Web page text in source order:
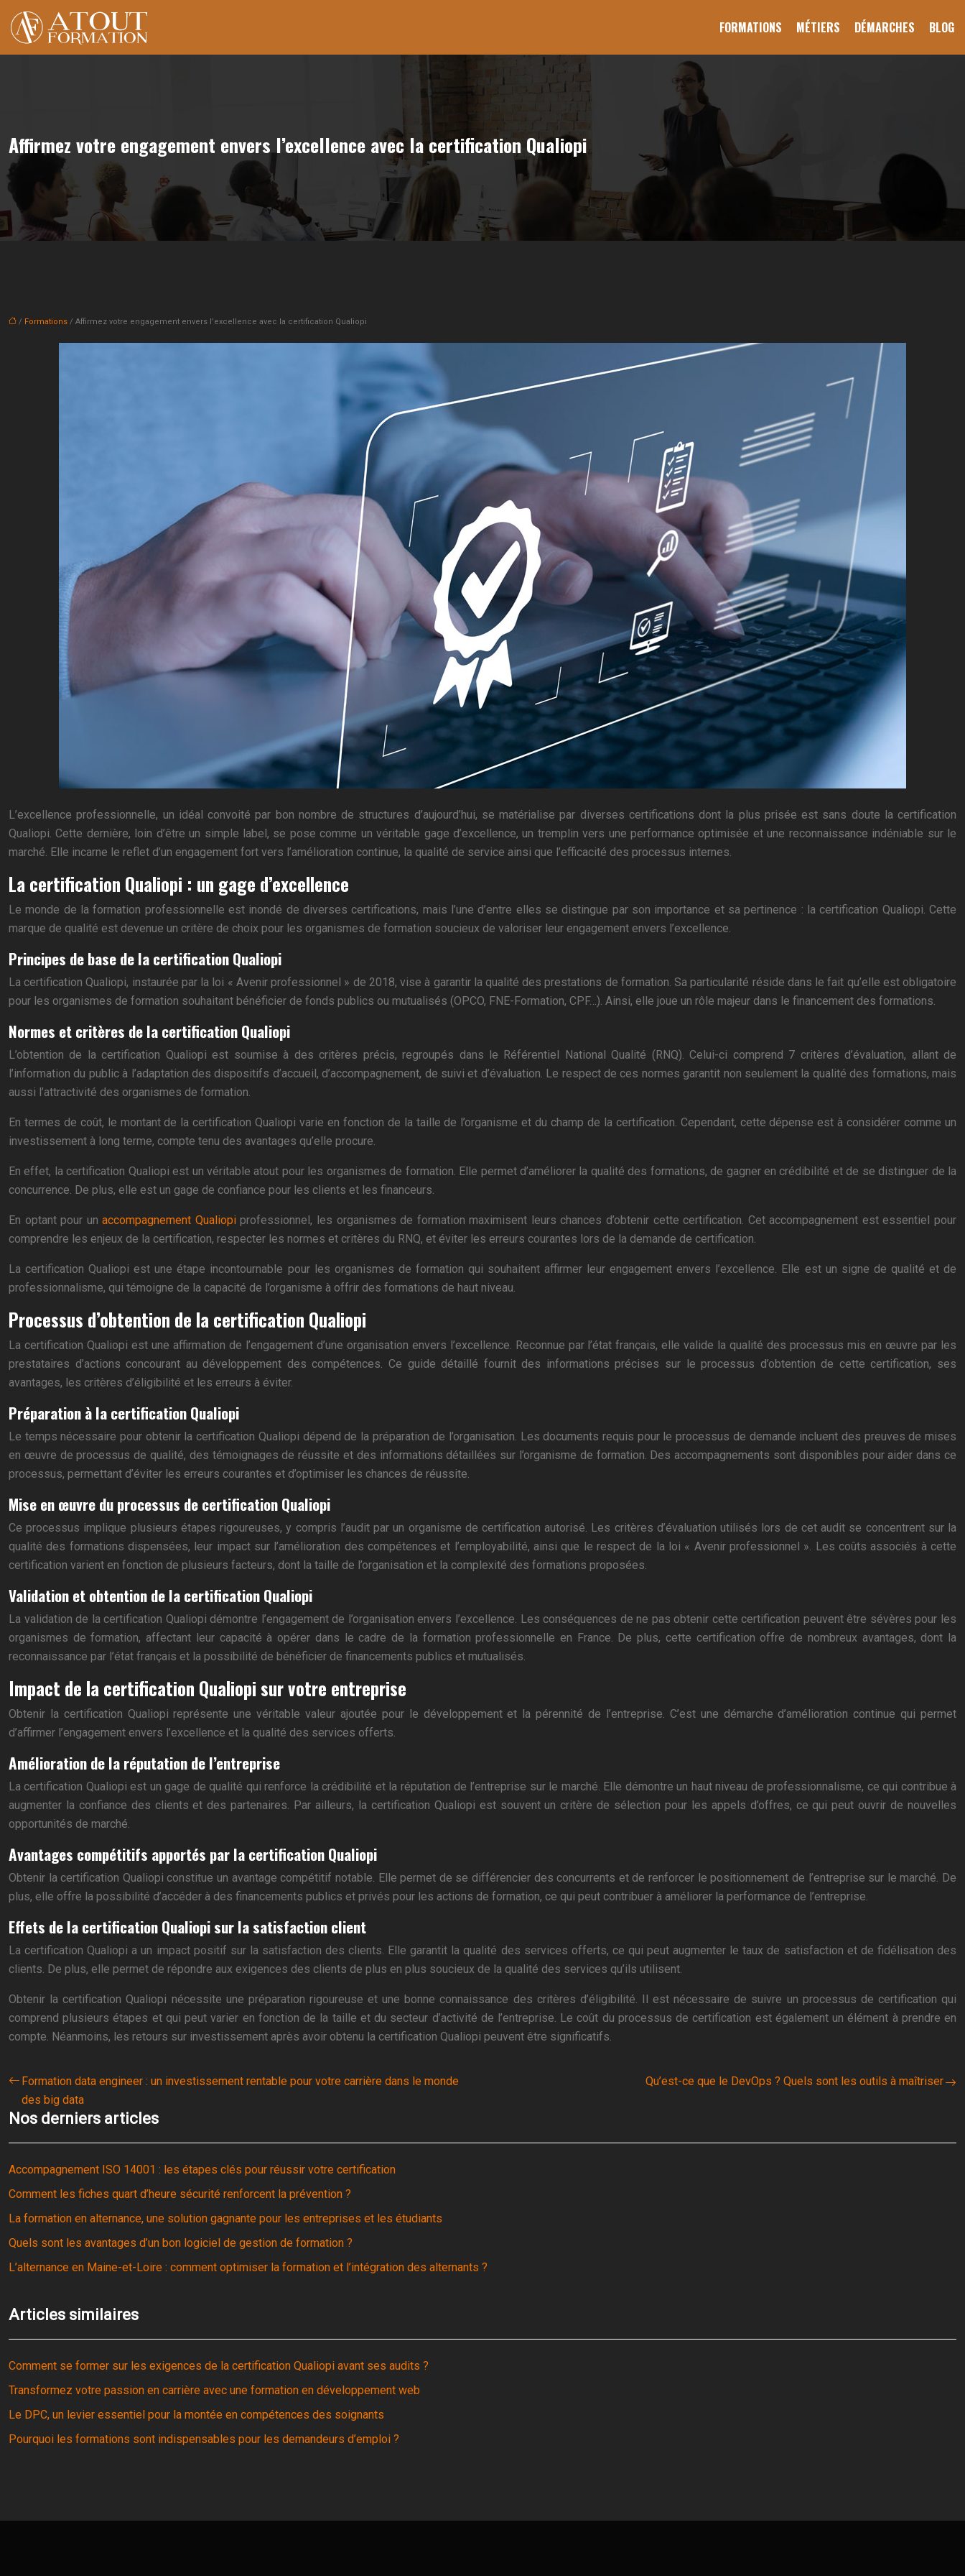
FORMATIONS MÉTIERS DÉMARCHES BLOG
Affirmez votre engagement envers l’excellence avec la certification Qualiopi
/ Formations / Affirmez votre engagement envers l’excellence avec la certification Qualiopi
L’excellence professionnelle, un idéal convoité par bon nombre de structures d’aujourd’hui, se matérialise par diverses certifications dont la plus prisée est sans doute la certification
Qualiopi. Cette dernière, loin d’être un simple label, se pose comme un véritable gage d’excellence, un tremplin vers une performance optimisée et une reconnaissance indéniable sur le
marché. Elle incarne le reflet d’un engagement fort vers l’amélioration continue, la qualité de service ainsi que l’efficacité des processus internes.
La certification Qualiopi : un gage d’excellence
Le monde de la formation professionnelle est inondé de diverses certifications, mais l’une d’entre elles se distingue par son importance et sa pertinence : la certification Qualiopi. Cette
marque de qualité est devenue un critère de choix pour les organismes de formation soucieux de valoriser leur engagement envers l’excellence.
Principes de base de la certification Qualiopi
La certification Qualiopi, instaurée par la loi « Avenir professionnel » de 2018, vise à garantir la qualité des prestations de formation. Sa particularité réside dans le fait qu’elle est obligatoire
pour les organismes de formation souhaitant bénéficier de fonds publics ou mutualisés (OPCO, FNE-Formation, CPF…). Ainsi, elle joue un rôle majeur dans le financement des formations.
Normes et critères de la certification Qualiopi
L’obtention de la certification Qualiopi est soumise à des critères précis, regroupés dans le Référentiel National Qualité (RNQ). Celui-ci comprend 7 critères d’évaluation, allant de
l’information du public à l’adaptation des dispositifs d’accueil, d’accompagnement, de suivi et d’évaluation. Le respect de ces normes garantit non seulement la qualité des formations, mais
aussi l’attractivité des organismes de formation.
En termes de coût, le montant de la certification Qualiopi varie en fonction de la taille de l’organisme et du champ de la certification. Cependant, cette dépense est à considérer comme un
investissement à long terme, compte tenu des avantages qu’elle procure.
En effet, la certification Qualiopi est un véritable atout pour les organismes de formation. Elle permet d’améliorer la qualité des formations, de gagner en crédibilité et de se distinguer de la
concurrence. De plus, elle est un gage de confiance pour les clients et les financeurs.
En optant pour unaccompagnement Qualiopiprofessionnel, les organismes de formation maximisent leurs chances d’obtenir cette certification. Cet accompagnement est essentiel pour
comprendre les enjeux de la certification, respecter les normes et critères du RNQ, et éviter les erreurs courantes lors de la demande de certification.
La certification Qualiopi est une étape incontournable pour les organismes de formation qui souhaitent affirmer leur engagement envers l’excellence. Elle est un signe de qualité et de
professionnalisme, qui témoigne de la capacité de l’organisme à offrir des formations de haut niveau.
Processus d’obtention de la certification Qualiopi
La certification Qualiopi est une affirmation de l’engagement d’une organisation envers l’excellence. Reconnue par l’état français, elle valide la qualité des processus mis en œuvre par les
prestataires d’actions concourant au développement des compétences. Ce guide détaillé fournit des informations précises sur le processus d’obtention de cette certification, ses
avantages, les critères d’éligibilité et les erreurs à éviter.
Préparation à la certification Qualiopi
Le temps nécessaire pour obtenir la certification Qualiopi dépend de la préparation de l’organisation. Les documents requis pour le processus de demande incluent des preuves de mises
en œuvre de processus de qualité, des témoignages de réussite et des informations détaillées sur l’organisme de formation. Des accompagnements sont disponibles pour aider dans ce
processus, permettant d’éviter les erreurs courantes et d’optimiser les chances de réussite.
Mise en œuvre du processus de certification Qualiopi
Ce processus implique plusieurs étapes rigoureuses, y compris l’audit par un organisme de certification autorisé. Les critères d’évaluation utilisés lors de cet audit se concentrent sur la
qualité des formations dispensées, leur impact sur l’amélioration des compétences et l’employabilité, ainsi que le respect de la loi « Avenir professionnel ». Les coûts associés à cette
certification varient en fonction de plusieurs facteurs, dont la taille de l’organisation et la complexité des formations proposées.
Validation et obtention de la certification Qualiopi
La validation de la certification Qualiopi démontre l’engagement de l’organisation envers l’excellence. Les conséquences de ne pas obtenir cette certification peuvent être sévères pour les
organismes de formation, affectant leur capacité à opérer dans le cadre de la formation professionnelle en France. De plus, cette certification offre de nombreux avantages, dont la
reconnaissance par l’état français et la possibilité de bénéficier de financements publics et mutualisés.
Impact de la certification Qualiopi sur votre entreprise
Obtenir la certification Qualiopi représente une véritable valeur ajoutée pour le développement et la pérennité de l’entreprise. C’est une démarche d’amélioration continue qui permet
d’affirmer l’engagement envers l’excellence et la qualité des services offerts.
Amélioration de la réputation de l’entreprise
La certification Qualiopi est un gage de qualité qui renforce la crédibilité et la réputation de l’entreprise sur le marché. Elle démontre un haut niveau de professionnalisme, ce qui contribue à
augmenter la confiance des clients et des partenaires. Par ailleurs, la certification Qualiopi est souvent un critère de sélection pour les appels d’offres, ce qui peut ouvrir de nouvelles
opportunités de marché.
Avantages compétitifs apportés par la certification Qualiopi
Obtenir la certification Qualiopi constitue un avantage compétitif notable. Elle permet de se différencier des concurrents et de renforcer le positionnement de l’entreprise sur le marché. De
plus, elle offre la possibilité d’accéder à des financements publics et privés pour les actions de formation, ce qui peut contribuer à améliorer la performance de l’entreprise.
Effets de la certification Qualiopi sur la satisfaction client
La certification Qualiopi a un impact positif sur la satisfaction des clients. Elle garantit la qualité des services offerts, ce qui peut augmenter le taux de satisfaction et de fidélisation des
clients. De plus, elle permet de répondre aux exigences des clients de plus en plus soucieux de la qualité des services qu’ils utilisent.
Obtenir la certification Qualiopi nécessite une préparation rigoureuse et une bonne connaissance des critères d’éligibilité. Il est nécessaire de suivre un processus de certification qui
comprend plusieurs étapes et qui peut varier en fonction de la taille et du secteur d’activité de l’entreprise. Le coût du processus de certification est également un élément à prendre en
compte. Néanmoins, les retours sur investissement après avoir obtenu la certification Qualiopi peuvent être significatifs.
Formation data engineer : un investissement rentable pour votre carrière dans le monde
des big data
Qu’est-ce que le DevOps ? Quels sont les outils à maîtriser
Nos derniers articles
Accompagnement ISO 14001 : les étapes clés pour réussir votre certification
Comment les fiches quart d’heure sécurité renforcent la prévention ?
La formation en alternance, une solution gagnante pour les entreprises et les étudiants
Quels sont les avantages d’un bon logiciel de gestion de formation ?
L’alternance en Maine-et-Loire : comment optimiser la formation et l’intégration des alternants ?
Articles similaires
Comment se former sur les exigences de la certification Qualiopi avant ses audits ?
Transformez votre passion en carrière avec une formation en développement web
Le DPC, un levier essentiel pour la montée en compétences des soignants
Pourquoi les formations sont indispensables pour les demandeurs d’emploi ?